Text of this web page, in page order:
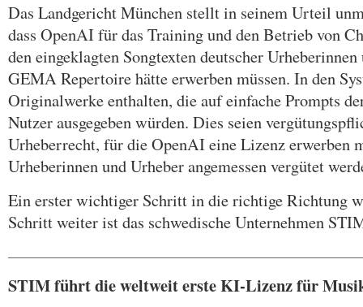
Das Landgericht München stellt in seinem Urteil
dass OpenAI für das Training und den Betrieb von
den eingeklagten Songtexten deutscher
GEMA Repertoire hätte erwerben müssen. In den
Originalwerke enthalten, die auf einfache Prompts
Nutzer ausgegeben würden. Dies seien
Urheberrecht, für die OpenAI eine Lizenz erwerben
Urheberinnen und Urheber angemessen vergütet
Ein erster wichtiger Schritt in die richtige Richtung
Schritt weiter ist das schwedische Unternehmen
STIM führt die weltweit erste KI-Lizenz für